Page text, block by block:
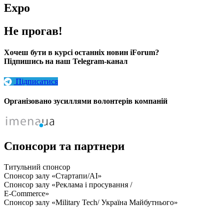
Expo
Не прогав!
Хочеш бути в курсі останніх новин iForum?
Підпишись на наш Telegram-канал
Підписатися
Організовано зусиллями волонтерів компаній
Спонсори та партнери
Титульний спонсор
Спонсор залу «Стартапи/AI»
Спонсор залу «Реклама і просування /
E-Commerce»
Спонсор залу «Military Tech/ Україна Майбутнього»